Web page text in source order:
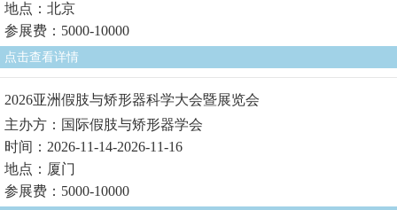
地点：北京
参展费：5000-10000
点击查看详情
2026亚洲假肢与矫形器科学大会暨展览会
主办方：国际假肢与矫形器学会
时间：2026-11-14-2026-11-16
地点：厦门
参展费：5000-10000